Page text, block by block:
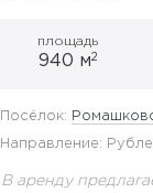
площадь
940 м2
Посёлок:
Направление:
В аренду